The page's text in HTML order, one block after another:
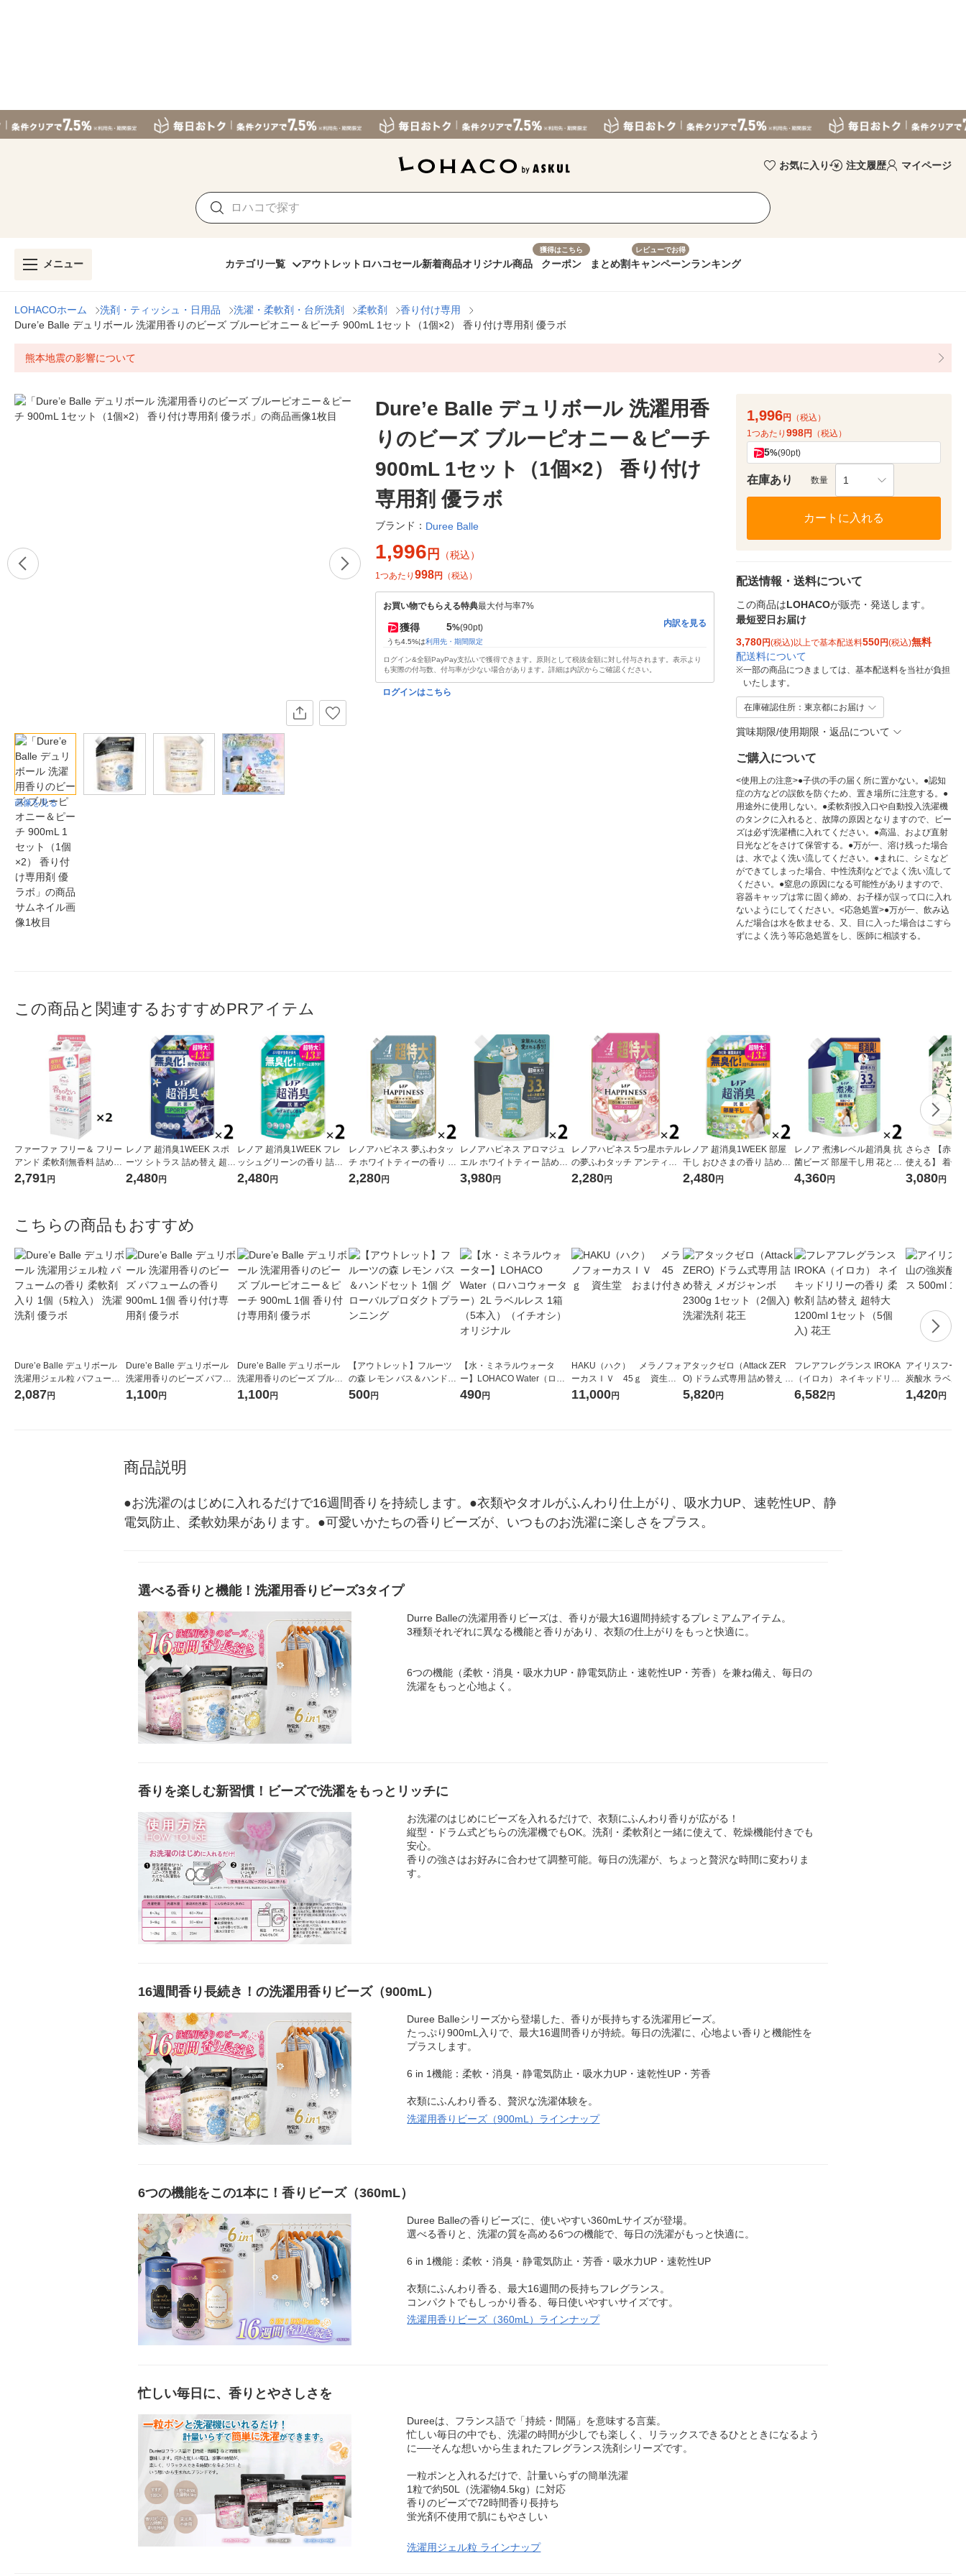
お気に入り 注文履歴 マイページ
メニュー カテゴリ一覧 アウトレット ロハコセール新着商品オリジナル商品
獲得はこちら
クーポン まとめ割
レビューでお得
キャンペーンランキング
LOHACOホーム 洗剤・ティッシュ・日用品 洗濯・柔軟剤・台所洗剤 柔軟剤
香り付け専用
Dure’e Balle デュリボール 洗濯用香りのビーズ ブルーピオニー＆ピーチ 900mL 1セット（1個×2） 香り付け専用剤 優ラボ
熊本地震の影響について
画像を見る
Dure’e Balle デュリボール 洗濯用香
りのビーズ ブルーピオニー＆ピーチ
900mL 1セット（1個×2） 香り付け
専用剤 優ラボ
ブランド： Duree Balle
1,996 円 （税込）
1つあたり 998円 （税込）
お買い物でもらえる特典最大付与率7%
獲得 5%(90pt)
うち4.5%は利用先・期間限定
内訳を見る
ログイン&全額PayPay支払いで獲得できます。原則として税抜金額に対し付与されます。表示より
も実際の付与数、付与率が少ない場合があります。詳細は内訳からご確認ください。
ログインはこちら
1,996円
（税込）
1つあたり 998円 （税込）
5%(90pt)
在庫あり 数量 1
カートに入れる
配送情報・送料について
この商品はLOHACOが販売・発送します。
最短翌日お届け
3,780円(税込)以上で基本配送料550円(税込)無料
配送料について
※一部の商品につきましては、基本配送料を当社が負担
いたします。
在庫確認住所：東京都にお届け
賞味期限/使用期限・返品について
ご購入について
<使用上の注意>●子供の手の届く所に置かない。●認知
症の方などの誤飲を防ぐため、置き場所に注意する。●
用途外に使用しない。●柔軟剤投入口や自動投入洗濯機
のタンクに入れると、故障の原因となりますので、ビー
ズは必ず洗濯槽に入れてください。●高温、および直射
日光などをさけて保管する。●万が一、溶け残った場合
は、水でよく洗い流してください。●まれに、シミなど
ができてしまった場合、中性洗剤などでよく洗い流して
ください。●窒息の原因になる可能性がありますので、
容器キャップは常に固く締め、お子様が誤って口に入れ
ないようにしてください。<応急処置>●万が一、飲み込
んだ場合は水を飲ませる、又、目に入った場合はこすら
ずによく洗う等応急処置をし、医師に相談する。
この商品と関連するおすすめPRアイテム
ファーファ フリー＆ フリー
アンド 柔軟剤無香料 詰め替
え 1500ml 1セット（2個
2,791円
レノア 超消臭1WEEK スポ
ーツ シトラス 詰め替え 超特
大 1380mL 1セット（1個×
2,480円
レノア 超消臭1WEEK フレ
ッシュグリーンの香り 詰め
替え 超特大 1380mL 1セッ
2,480円
レノアハピネス 夢ふわタッ
チ ホワイトティーの香り 詰
め替え 超特大 1285mL 1セ
2,280円
レノアハピネス アロマジュ
エル ホワイトティー 詰め替
え 1410mL 超特大 1セット
3,980円
レノアハピネス 5つ星ホテル
の夢ふわタッチ アンティー
クローズの香り 詰め替え 超
2,280円
レノア 超消臭1WEEK 部屋
干し おひさまの香り 詰め替
え 超特大 1380mL 1セット
2,480円
レノア 煮沸レベル超消臭 抗
菌ビーズ 部屋干し用 花とお
ひさまの香り 詰め替え 超特
4,360円
さらさ 【赤ち
使える】 着色
剤 詰め替え 超
3,080円
こちらの商品もおすすめ
Dure’e Balle デュリボール
洗濯用ジェル粒 パフューム
の香り 柔軟剤入り 1個（5粒
2,087円
Dure’e Balle デュリボール
洗濯用香りのビーズ パフュ
ームの香り 900mL 1個 香り
1,100円
Dure’e Balle デュリボール
洗濯用香りのビーズ ブルー
ピオニー＆ピーチ 900mL 1
1,100円
【アウトレット】フルーツ
の森 レモン バス＆ハンドセ
ット 1個 グローバルプロダ
500円
【水・ミネラルウォータ
ー】LOHACO Water（ロハ
コウォーター）2L ラベルレ
490円
HAKU（ハク） メラノフォ
ーカスＩＶ 45ｇ 資生
堂 おまけ付き
11,000円
アタックゼロ（Attack ZER
O) ドラム式専用 詰め替え メ
ガジャンボ 2300g 1セット
5,820円
フレアフレグランス IROKA
（イロカ） ネイキッドリリ
ーの香り 柔軟剤 詰め替え 超
6,582円
アイリスフー
炭酸水 ラベル
箱（24本入）
1,420円
商品説明
●お洗濯のはじめに入れるだけで16週間香りを持続します。●衣類やタオルがふんわり仕上がり、吸水力UP、速乾性UP、静
電気防止、柔軟効果があります。●可愛いかたちの香りビーズが、いつものお洗濯に楽しさをプラス。
選べる香りと機能！洗濯用香りビーズ3タイプ
Durre Balleの洗濯用香りビーズは、香りが最大16週間持続するプレミアムアイテム。
3種類それぞれに異なる機能と香りがあり、衣類の仕上がりをもっと快適に。
6つの機能（柔軟・消臭・吸水力UP・静電気防止・速乾性UP・芳香）を兼ね備え、毎日の
洗濯をもっと心地よく。
香りを楽しむ新習慣！ビーズで洗濯をもっとリッチに
お洗濯のはじめにビーズを入れるだけで、衣類にふんわり香りが広がる！
縦型・ドラム式どちらの洗濯機でもOK。洗剤・柔軟剤と一緒に使えて、乾燥機能付きでも
安心。
香りの強さはお好みに合わせて調整可能。毎日の洗濯が、ちょっと贅沢な時間に変わりま
す。
16週間香り長続き！の洗濯用香りビーズ（900mL）
Duree Balleシリーズから登場した、香りが長持ちする洗濯用ビーズ。
たっぷり900mL入りで、最大16週間香りが持続。毎日の洗濯に、心地よい香りと機能性を
プラスします。
6 in 1機能：柔軟・消臭・静電気防止・吸水力UP・速乾性UP・芳香
衣類にふんわり香る、贅沢な洗濯体験を。
洗濯用香りビーズ（900mL）ラインナップ
6つの機能をこの1本に！香りビーズ（360mL）
Duree Balleの香りビーズに、使いやすい360mLサイズが登場。
選べる香りと、洗濯の質を高める6つの機能で、毎日の洗濯がもっと快適に。
6 in 1機能：柔軟・消臭・静電気防止・芳香・吸水力UP・速乾性UP
衣類にふんわり香る、最大16週間の長持ちフレグランス。
コンパクトでもしっかり香る、毎日使いやすいサイズです。
洗濯用香りビーズ（360mL）ラインナップ
忙しい毎日に、香りとやさしさを
Dureeは、フランス語で「持続・間隔」を意味する言葉。
忙しい毎日の中でも、洗濯の時間が少しでも楽しく、リラックスできるひとときになるよう
に──そんな想いから生まれたフレグランス洗剤シリーズです。
一粒ポンと入れるだけで、計量いらずの簡単洗濯
1粒で約50L（洗濯物4.5kg）に対応
香りのビーズで72時間香り長持ち
蛍光剤不使用で肌にもやさしい
洗濯用ジェル粒 ラインナップ